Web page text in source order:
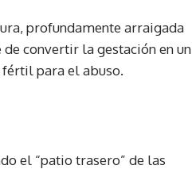
profundamente arraigada
convertir la gestación en un
para el abuso.
el “patio trasero” de las